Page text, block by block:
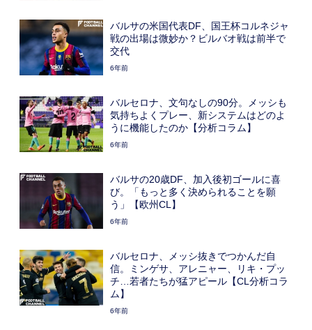
バルサの米国代表DF、国王杯コルネジャ
戦の出場は微妙か？ビルバオ戦は前半で
交代
6年前
バルセロナ、文句なしの90分。メッシも
気持ちよくプレー、新システムはどのよ
うに機能したのか【分析コラム】
6年前
バルサの20歳DF、加入後初ゴールに喜
び。「もっと多く決められることを願
う」【欧州CL】
6年前
バルセロナ、メッシ抜きでつかんだ自
信。ミンゲサ、アレニャー、リキ・プッ
チ…若者たちが猛アピール【CL分析コラ
ム】
6年前